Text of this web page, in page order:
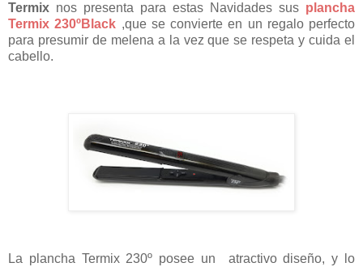
Termix nos presenta para estas Navidades sus plancha
Termix 230ºBlack ,que se convierte en un regalo perfecto
para presumir de melena a la vez que se respeta y cuida el
cabello.
La plancha Termix 230º posee un atractivo diseño, y lo